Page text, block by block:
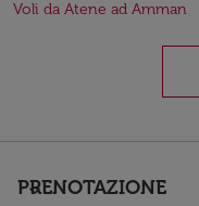
Voli da Atene ad Amman
PRENOTAZIONE
keyboard_arrow_down